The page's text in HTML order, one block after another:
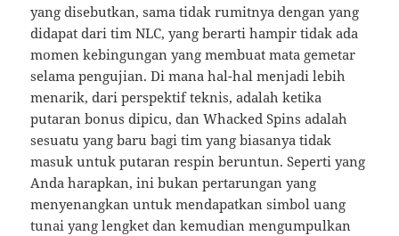
yang disebutkan, sama tidak rumitnya dengan yang
didapat dari tim NLC, yang berarti hampir tidak ada
momen kebingungan yang membuat mata gemetar
selama pengujian. Di mana hal-hal menjadi lebih
menarik, dari perspektif teknis, adalah ketika
putaran bonus dipicu, dan Whacked Spins adalah
sesuatu yang baru bagi tim yang biasanya tidak
masuk untuk putaran respin beruntun. Seperti yang
Anda harapkan, ini bukan pertarungan yang
menyenangkan untuk mendapatkan simbol uang
tunai yang lengket dan kemudian mengumpulkan